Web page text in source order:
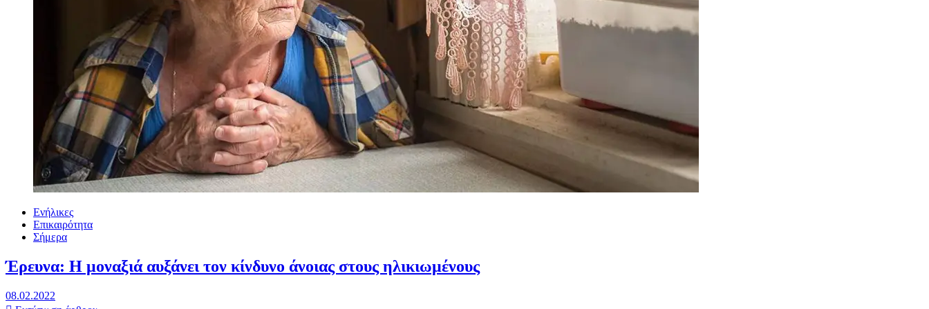
Ενήλικες
Επικαιρότητα
Σήμερα
Έρευνα: Η μοναξιά αυξάνει τον κίνδυνο άνοιας στους ηλικιωμένους
08.02.2022